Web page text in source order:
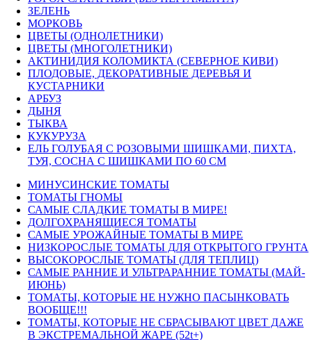
ЗЕЛЕНЬ
МОРКОВЬ
ЦВЕТЫ (ОДНОЛЕТНИКИ)
ЦВЕТЫ (МНОГОЛЕТНИКИ)
АКТИНИДИЯ КОЛОМИКТА (СЕВЕРНОЕ КИВИ)
ПЛОДОВЫЕ, ДЕКОРАТИВНЫЕ ДЕРЕВЬЯ И
КУСТАРНИКИ
АРБУЗ
ДЫНЯ
ТЫКВА
КУКУРУЗА
ЕЛЬ ГОЛУБАЯ С РОЗОВЫМИ ШИШКАМИ, ПИХТА,
ТУЯ, СОСНА С ШИШКАМИ ПО 60 СМ
МИНУСИНСКИЕ ТОМАТЫ
ТОМАТЫ ГНОМЫ
САМЫЕ СЛАДКИЕ ТОМАТЫ В МИРЕ!
ДОЛГОХРАНЯЩИЕСЯ ТОМАТЫ
САМЫЕ УРОЖАЙНЫЕ ТОМАТЫ В МИРЕ
НИЗКОРОСЛЫЕ ТОМАТЫ ДЛЯ ОТКРЫТОГО ГРУНТА
ВЫСОКОРОСЛЫЕ ТОМАТЫ (ДЛЯ ТЕПЛИЦ)
САМЫЕ РАННИЕ И УЛЬТРАРАННИЕ ТОМАТЫ (МАЙ-
ИЮНЬ)
ТОМАТЫ, КОТОРЫЕ НЕ НУЖНО ПАСЫНКОВАТЬ
ВООБЩЕ!!!
ТОМАТЫ, КОТОРЫЕ НЕ СБРАСЫВАЮТ ЦВЕТ ДАЖЕ
В ЭКСТРЕМАЛЬНОЙ ЖАРЕ (52t+)